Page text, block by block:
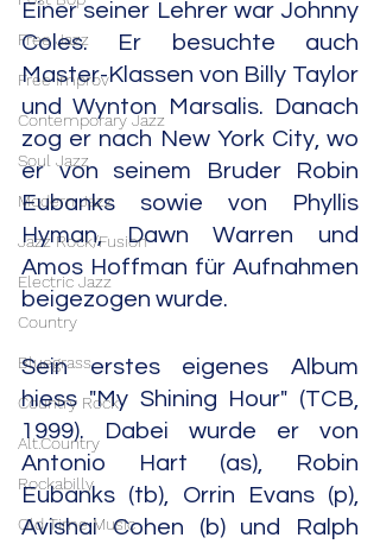
Free Jazz
Free Improv
Contemporary Jazz
Soul Jazz
Modern Jazz
Jazz Rock/Fusion
Electric Jazz
Country
Bluegrass
Country Rock
Alt.Country
Rockabilly
Old Time Music
Einer seiner Lehrer war Johnny
Coles. Er besuchte auch
Master-Klassen von Billy Taylor
und Wynton Marsalis. Danach
zog er nach New York City, wo
er von seinem Bruder Robin
Eubanks sowie von Phyllis
Hyman, Dawn Warren und
Amos Hoffman für Aufnahmen
beigezogen wurde.
Sein erstes eigenes Album
hiess "My Shining Hour" (TCB,
1999). Dabei wurde er von
Antonio Hart (as), Robin
Eubanks (tb), Orrin Evans (p),
Avishai Cohen (b) und Ralph